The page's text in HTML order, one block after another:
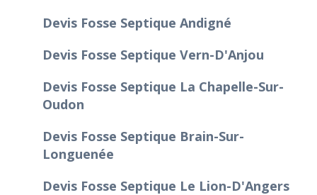
Devis Fosse Septique Andigné
Devis Fosse Septique Vern-D'Anjou
Devis Fosse Septique La Chapelle-Sur-
Oudon
Devis Fosse Septique Brain-Sur-
Longuenée
Devis Fosse Septique Le Lion-D'Angers